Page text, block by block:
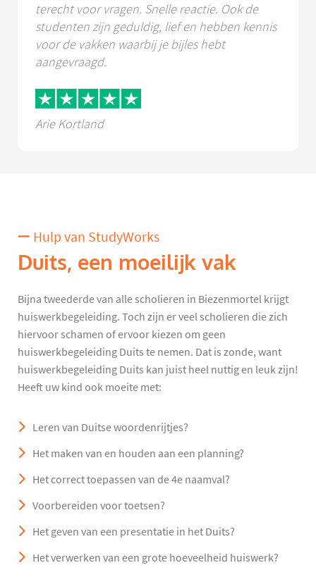
terecht voor vragen. Snelle reactie. Ook de
studenten zijn geduldig, lief en hebben kennis
voor de vakken waarbij je bijles hebt
aangevraagd.
Arie Kortland
Hulp van StudyWorks
Duits, een moeilijk vak
Bijna tweederde van alle scholieren in Biezenmortel krijgt
huiswerkbegeleiding. Toch zijn er veel scholieren die zich
hiervoor schamen of ervoor kiezen om geen
huiswerkbegeleiding Duits te nemen. Dat is zonde, want
huiswerkbegeleiding Duits kan juist heel nuttig en leuk zijn!
Heeft uw kind ook moeite met:
Leren van Duitse woordenrijtjes?
Het maken van en houden aan een planning?
Het correct toepassen van de 4e naamval?
Voorbereiden voor toetsen?
Het geven van een presentatie in het Duits?
Het verwerken van een grote hoeveelheid huiswerk?